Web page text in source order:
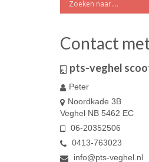
Contact
pts-veghel
Peter
Noordkade 3B
Veghel NB 5462 EC
06-20352506
0413-763023
info@pts-veghel.nl